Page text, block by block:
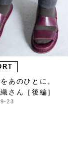
あのひとに。
さん［後編］
23